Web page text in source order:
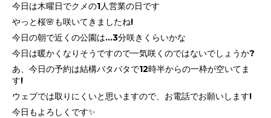
今日は木曜日でクメの1人営業の日です
やっと桜🌸も咲いてきましたね!
今日の朝で近くの公園は…3分咲きくらいかな
今日は暖かくなりそうですので一気咲くのではないでしょうか?
あ、今日の予約は結構バタバタで12時半からの一枠が空いてま
す!
ウェブでは取りにくいと思いますので、お電話でお願いします!
今日もよろしくです✨